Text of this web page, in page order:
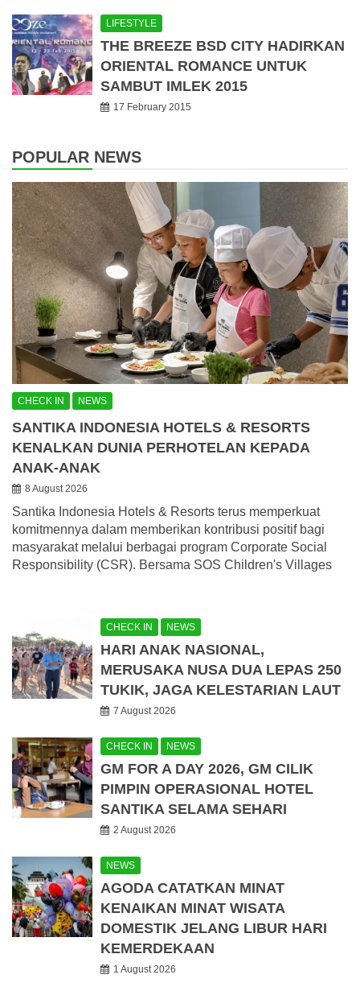
LIFESTYLE
THE BREEZE BSD CITY HADIRKAN
ORIENTAL ROMANCE UNTUK
SAMBUT IMLEK 2015
17 February 2015
POPULAR NEWS
CHECK IN NEWS
SANTIKA INDONESIA HOTELS & RESORTS
KENALKAN DUNIA PERHOTELAN KEPADA
ANAK-ANAK
8 August 2026
Santika Indonesia Hotels & Resorts terus memperkuat
komitmennya dalam memberikan kontribusi positif bagi
masyarakat melalui berbagai program Corporate Social
Responsibility (CSR). Bersama SOS Children's Villages
CHECK IN NEWS
HARI ANAK NASIONAL,
MERUSAKA NUSA DUA LEPAS 250
TUKIK, JAGA KELESTARIAN LAUT
7 August 2026
CHECK IN NEWS
GM FOR A DAY 2026, GM CILIK
PIMPIN OPERASIONAL HOTEL
SANTIKA SELAMA SEHARI
2 August 2026
NEWS
AGODA CATATKAN MINAT
KENAIKAN MINAT WISATA
DOMESTIK JELANG LIBUR HARI
KEMERDEKAAN
1 August 2026